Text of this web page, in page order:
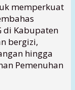
memperkuat
di Kabupaten
bergizi,
hingga
Pemenuhan